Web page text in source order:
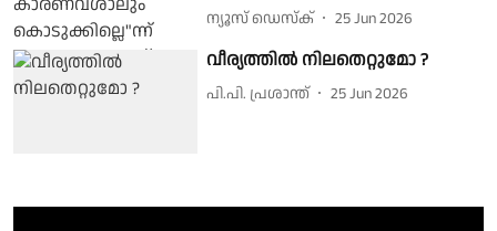
ന്യൂസ് ഡെസ്ക് 25 Jun 2026
വീര്യത്തില്‍ നിലതെറ്റുമോ ?
പി.പി. പ്രശാന്ത് 25 Jun 2026